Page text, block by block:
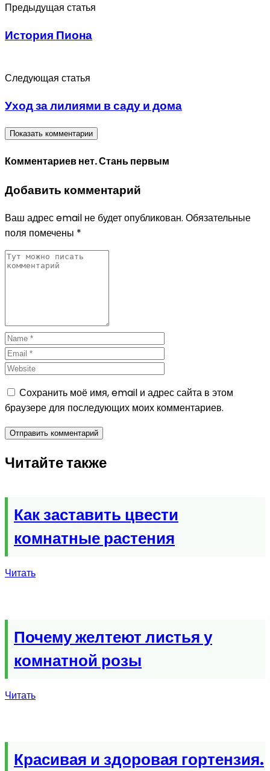
Предыдущая статья
История Пиона
Следующая статья
Уход за лилиями в саду и дома
Показать комментарии
Комментариев нет. Стань первым
Добавить комментарий
Ваш адрес email не будет опубликован. Обязательные
поля помечены *
Сохранить моё имя, email и адрес сайта в этом
браузере для последующих моих комментариев.
Читайте также
Как заставить цвести
комнатные растения
Читать
Почему желтеют листья у
комнатной розы
Читать
Красивая и здоровая гортензия.